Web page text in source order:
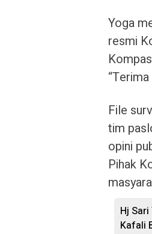
Yoga
resmi
File
tim
opini
Pihak
Hj
Kafali